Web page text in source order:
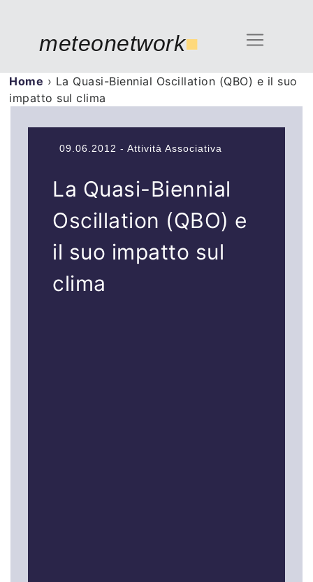
meteonetwork■
Home › La Quasi-Biennial Oscillation (QBO) e il suo
impatto sul clima
09.06.2012 - Attività Associativa
La Quasi-Biennial
Oscillation (QBO) e
il suo impatto sul
clima